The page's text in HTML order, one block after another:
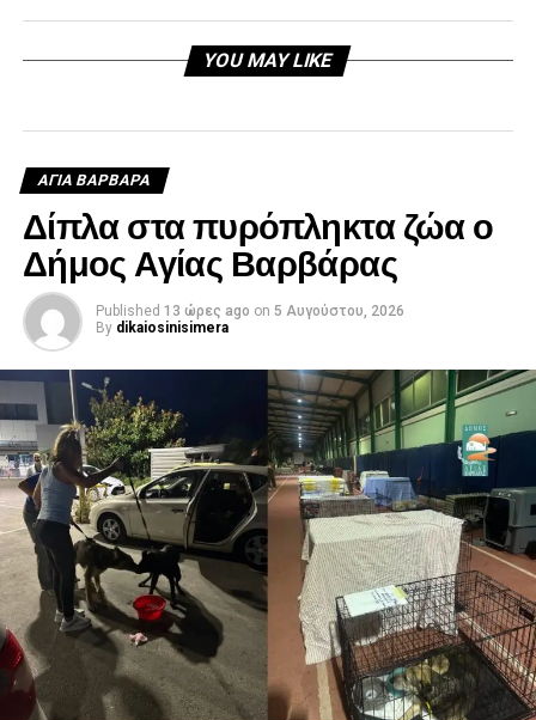
YOU MAY LIKE
ΑΓΙΑ ΒΑΡΒΑΡΑ
Δίπλα στα πυρόπληκτα ζώα ο
Δήμος Αγίας Βαρβάρας
Published 13 ώρες ago on 5 Αυγούστου, 2026
By dikaiosinisimera